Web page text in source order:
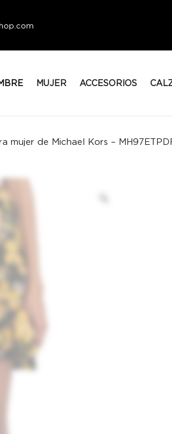
MUJER ACCESORIOS
mujer de Michael Kors –